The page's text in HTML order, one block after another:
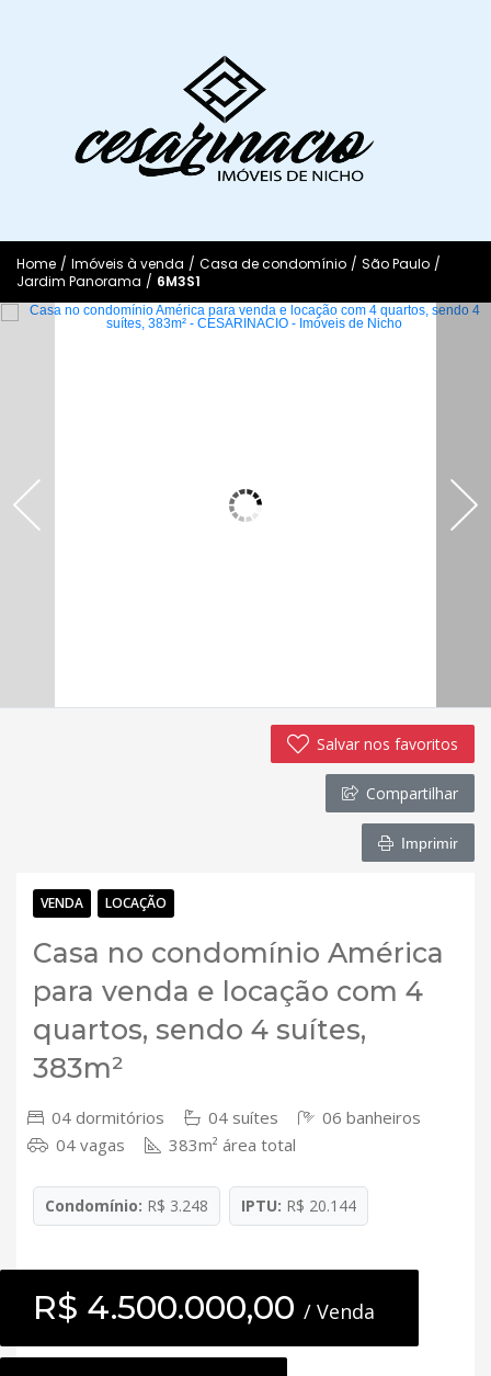
Home / Imóveis à venda / Casa de condomínio / São Paulo /
Jardim Panorama / 6M3S1
Salvar nos favoritos
Compartilhar
Imprimir
VENDA LOCAÇÃO
Casa no condomínio América
para venda e locação com 4
quartos, sendo 4 suítes,
383m²
04 dormitórios 04 suítes
06 banheiros
04 vagas
383m² área total
Condomínio: R$ 3.248 IPTU: R$ 20.144
R$ 4.500.000,00 / Venda